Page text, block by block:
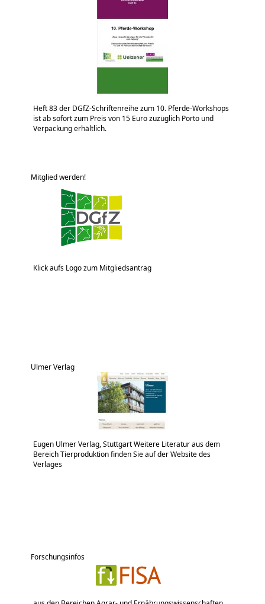
Heft 83 der DGfZ-Schriftenreihe zum 10. Pferde-Workshops
ist ab sofort zum Preis von 15 Euro zuzüglich Porto und
Verpackung erhältlich.
Mitglied werden!
Klick aufs Logo zum Mitgliedsantrag
Ulmer Verlag
Eugen Ulmer Verlag, Stuttgart Weitere Literatur aus dem
Bereich Tierproduktion finden Sie auf der Website des
Verlages
Forschungsinfos